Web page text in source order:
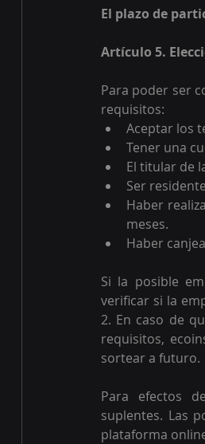
El plazo de
Artículo 5.
Para poder ser
requisitos:
Aceptar los
Tener una
El titular de
Ser
Haber
meses.
Haber
Si la posible
verificar si la
2. En caso de
requisitos,
sortear a futuro.
Para efectos
suplentes. Las
plataforma